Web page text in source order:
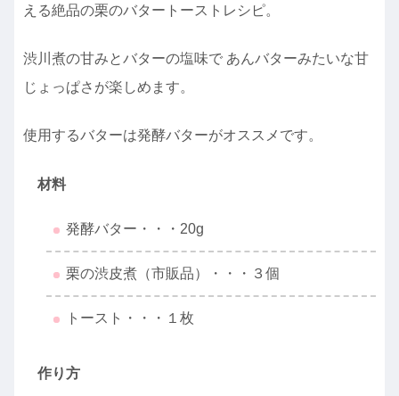
える絶品の栗のバタートーストレシピ。
渋川煮の甘みとバターの塩味で あんバターみたいな甘
じょっぱさが楽しめます。
使用するバターは発酵バターがオススメです。
材料
発酵バター・・・20g
栗の渋皮煮（市販品）・・・３個
トースト・・・１枚
作り方